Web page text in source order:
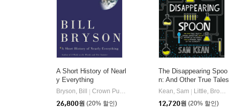
A Short History of Nearl
y Everything
Bryson, Bill
Crown Publishing Group (NY)
26,800원 (20% 할인)
The Disappearing Spoo
n: And Other True Tales
of Rivalry, Adventure, a
nd the History of the W
orld from the Periodic T
Kean, Sam
Little, Brown Books for Young Readers
12,720원 (20% 할인)